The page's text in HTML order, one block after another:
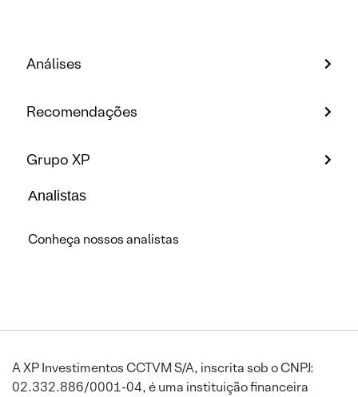
Análises
Recomendações
Grupo XP
Analistas
Conheça nossos analistas
A XP Investimentos CCTVM S/A, inscrita sob o CNPJ:
02.332.886/0001-04, é uma instituição financeira